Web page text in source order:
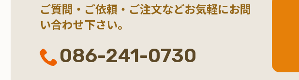
ご質問・ご依頼・ご注文などお気軽にお問
い合わせ下さい。
086-241-0730